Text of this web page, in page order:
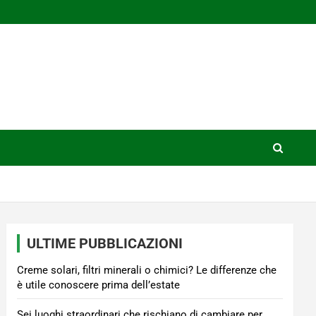
ULTIME PUBBLICAZIONI
Creme solari, filtri minerali o chimici? Le differenze che
è utile conoscere prima dell’estate